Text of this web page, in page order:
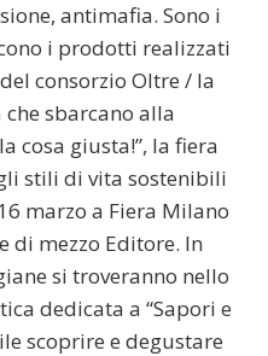
antimafia. Sono i
i prodotti realizzati
consorzio Oltre / la
sbarcano alla
cosa giusta!”, la fiera
stili di vita sostenibili
marzo a Fiera Milano
di mezzo Editore. In
si troveranno nello
dedicata a “Sapori e
scoprire e degustare